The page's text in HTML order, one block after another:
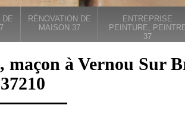
DE
RÉNOVATION DE
MAISON 37
ENTREPRISE
PEINTURE,
37
maçon à Vernou Sur
37210